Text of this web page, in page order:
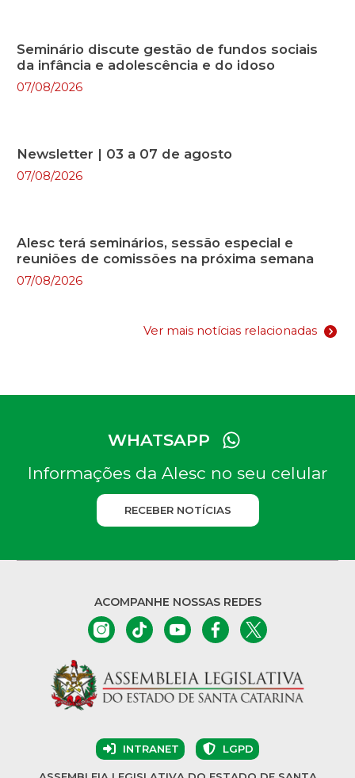
Seminário discute gestão de fundos sociais
da infância e adolescência e do idoso
07/08/2026
Newsletter | 03 a 07 de agosto
07/08/2026
Alesc terá seminários, sessão especial e
reuniões de comissões na próxima semana
07/08/2026
Ver mais notícias relacionadas
WHATSAPP
Informações da Alesc no seu celular
RECEBER NOTÍCIAS
ACOMPANHE NOSSAS REDES
INTRANET LGPD